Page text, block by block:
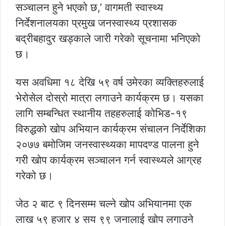
सञ्चालन हुने भएको छ,’ वागमती स्वास्थ्य
निर्देशनालयका प्रमुख जनस्वास्थ्य प्रशासक
बद्रीबहादुर खड्काले जारी गरेको सूचनामा भनिएको
छ।
यस अवधिमा १८ देखि ५९ वर्ष उमेरका व्यक्तिहरुलाई
भेरोसेल दोस्रो मात्रा लगाउने कार्यक्रम छ। यसका
लागि सम्बन्धित स्थानीय तहहरुलाई कोभिड-१९
विरुद्धको खोप अभियान कार्यक्रम संचालन निर्देशिका
२०७७ बमोजिम जनस्वास्थ्यका मापदण्ड पालना हुने
गरी खोप कार्यक्रम सञ्चालन गर्न स्वास्थ्यले आग्रह
गरेको छ।
जेठ २ बाट ९ दिनसम्म चल्ने खोप अभियानमा एक
लाख ५९ हजार ४ सय ९९ जनालाई खोप लगाउने